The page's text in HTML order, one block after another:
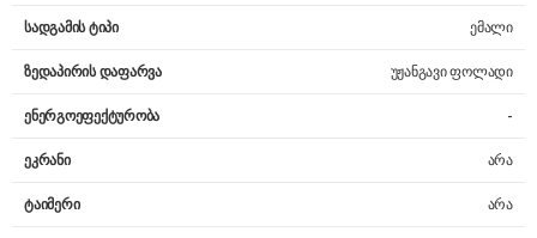
სადგამის ტიპი ემალი
ზედაპირის დაფარვა უჟანგავი ფოლადი
ენერგოეფექტურობა -
ეკრანი არა
ტაიმერი არა